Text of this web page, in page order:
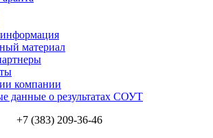
материал
компании
данные о результатах СОУТ
+7 (383) 209-36-46